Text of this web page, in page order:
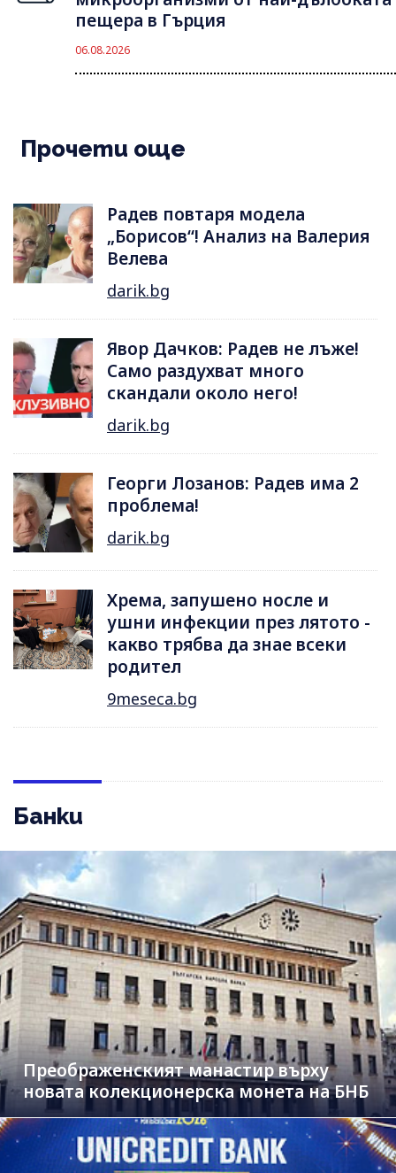
пещера в Гърция
06.08.2026
Прочети още
Радев повтаря модела
„Борисов“! Анализ на Валерия
Велева
darik.bg
Явор Дачков: Радев не лъже!
Само раздухват много
скандали около него!
darik.bg
Георги Лозанов: Радев има 2
проблема!
darik.bg
Хрема, запушено носле и
ушни инфекции през лятотo -
какво трябва да знае всеки
родител
9meseca.bg
Банки
Преображенският манастир върху
новата колекционерска монета на БНБ